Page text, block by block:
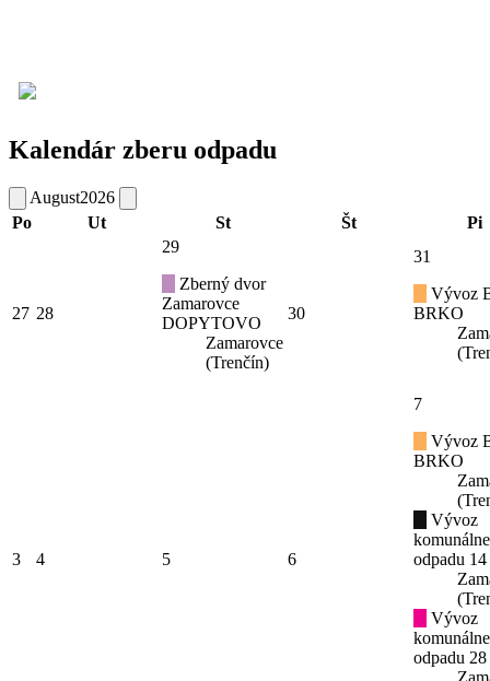
Kalendár zberu odpadu
August2026
Po
Ut St Št Pi
27 28
29
Zberný dvor
Zamarovce
DOPYTOVO
Zamarovce
(Trenčín)
30
31
Vývoz
BRKO
3 4 5 6
7
Vývoz
BRKO
Vývoz
odpadu
Vývoz
odpadu